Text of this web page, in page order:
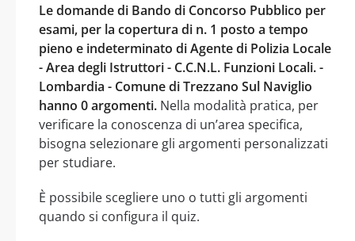
Le domande di Bando di Concorso Pubblico per
esami, per la copertura di n. 1 posto a tempo
pieno e indeterminato di Agente di Polizia Locale
- Area degli Istruttori - C.C.N.L. Funzioni Locali. -
Lombardia - Comune di Trezzano Sul Naviglio
hanno 0 argomenti. Nella modalità pratica, per
verificare la conoscenza di un’area specifica,
bisogna selezionare gli argomenti personalizzati
per studiare.
È possibile scegliere uno o tutti gli argomenti
quando si configura il quiz.